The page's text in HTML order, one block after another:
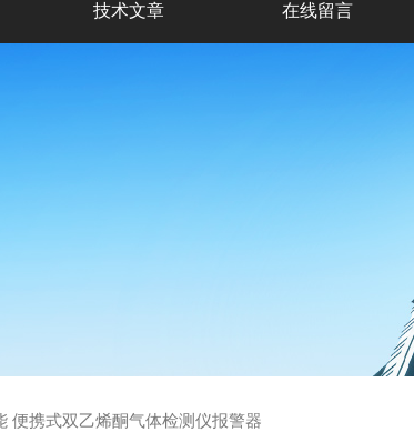
技术文章 在线留言
便携式双乙烯酮气体检测仪报警器